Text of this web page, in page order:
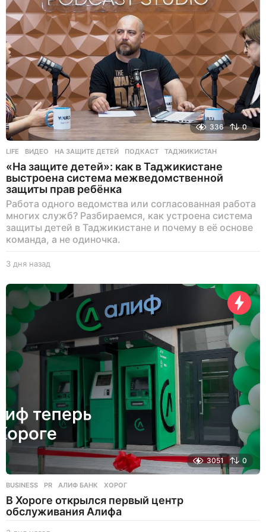
а
д
336 0
LIFE ВИДЕО ,НА ЗАЩИТЕ ДЕТЕЙ ,ПОДКАСТ ,ТАДЖИКИСТАН
«На защите детей»: как в Таджикистане
выстроена система межведомственной
защиты прав ребёнка
Работа одного ведомства или согласованная работа
многих служб? Разбираемся, как устроена система
защиты детей в Таджикистане и почему в её основе
команда, а не одиночка.
3 дня назад
н
я
д
3051 0
BUSINESS ,PR АЛИФ БАНК ,ХОРОГ
В Хороге открылся первый центр
обслуживания Алифа